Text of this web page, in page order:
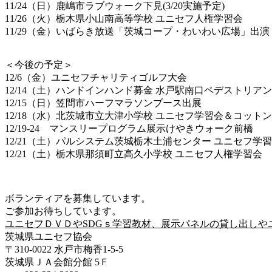
11/24（日）鹿嶋市ラブウォーク下見(3/20実施予定)
11/26（火）栃木県小山南高等学校 ユニセフ人権学習会
11/29（金）いばらき放送「茨城コープ・わいわい広場」出演
＜今後の予定＞
12/6（金）ユニセフチャリティゴルフ大会
12/14（土）ハンドインハンド募金 水戸駅南口ペデストリア
12/15（日）笠間市ハーフマラソンブース出展
12/18（水）北茨城市立大津小学校 ユニセフ学習会＆コット
12/19-24 マンスリープログラム展示けやきウォーク前橋
12/21（土）パルシステム茨城栃木土浦センター ユニセフ学
12/21（土）栃木県那須町立高久小学校 ユニセフ人権学習会
ボランティアを募集しています。
ご参加お待ちしています。
ユニセフＤＶＤやSDGｓ学習教材、展示パネルの貸し出し
茨城県ユニセフ協会
〒310-0022 水戸市梅香1-5-5
茨城県ＪＡ会館分館 5Ｆ